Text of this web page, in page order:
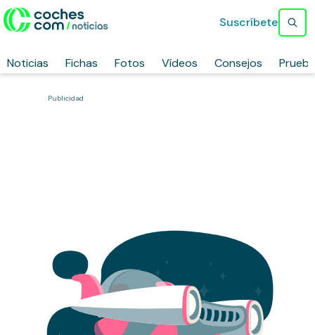
Noticias Fichas Fotos Vídeos Consejos
Suscríbete
Publicidad